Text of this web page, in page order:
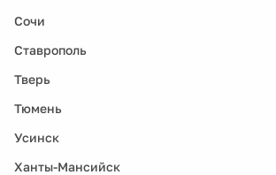
Сочи
Ставрополь
Тверь
Тюмень
Усинск
Ханты-Мансийск